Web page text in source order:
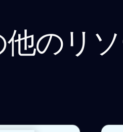
のリ